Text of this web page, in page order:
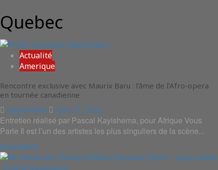
Quebec
Actualité
Amerique
Rencontre exclusive avec Maurix Baru : l’âme de l’Afro-opera
en tournée canadienne
Kayishema juin 27, 2025
Entretien réalisé par Pascal Kayishema, pour Afrique Vous
Parle Il est l’un des artistes les plus singuliers de la scène...
Read More